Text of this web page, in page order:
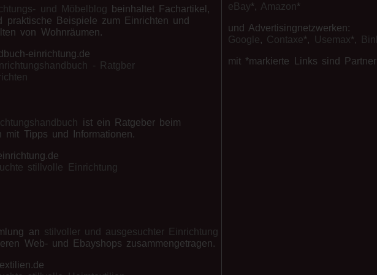
und Möbelblog beinhaltet Fachartikel,
praktische Beispiele zum Einrichten und
von Wohnräumen.
einrichtung.de
ist ein Ratgeber beim
mit Tipps und Informationen.
an stilvoller und ausgesuchter Einrichtung
Web- und Ebayshops zusammengetragen.
eBay*, Amazon*
und Advertisingnetzwerken:
Google, Contaxe*, Usemax*,
mit *markierte Links sind